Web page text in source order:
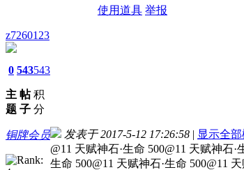
使用道具 举报
z7260123
0
主
题
543
帖
子
543
积
分
铜牌会员 发表于 2017-5-12 17:26:58 | 显示全
@11 天赋神石·生命 500@11 天赋神石
生命 500@11 天赋神石·生命 500@11